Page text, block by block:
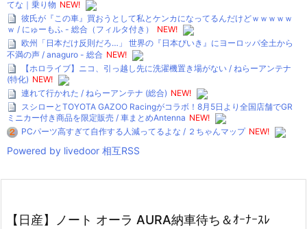
てな｜乗り物 NEW!
彼氏が『この車』買おうとして私とケンカになってるんだけどｗｗｗｗｗ
ｗ / にゅーもふ - 総合（フィルタ付き）
NEW!
欧州「日本だけ反則だろ…」 世界の『日本びいき』にヨーロッパ全土から
不満の声 / anaguro - 総合 NEW!
【ホロライブ】ニコ、引っ越し先に洗濯機置き場がない / ねらーアンテナ
(特化) NEW!
連れて行かれた / ねらーアンテナ (総合) NEW!
スシローとTOYOTA GAZOO Racingがコラボ！8月5日より全国店舗でGR
ミニカー付き商品を限定販売 / 車まとめAntenna NEW!
PCパーツ高すぎて自作する人減ってるよな / ２ちゃんマップ NEW!
Powered by livedoor 相互RSS
【日産】ノート オーラ AURA納車待ち＆ｵｰﾅｰｽﾚ